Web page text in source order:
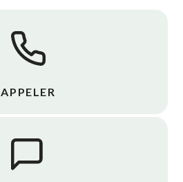
APPELER